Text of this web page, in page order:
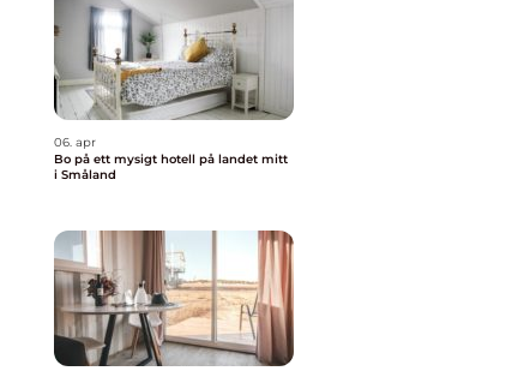
06. apr
Bo på ett mysigt hotell på landet mitt
i Småland